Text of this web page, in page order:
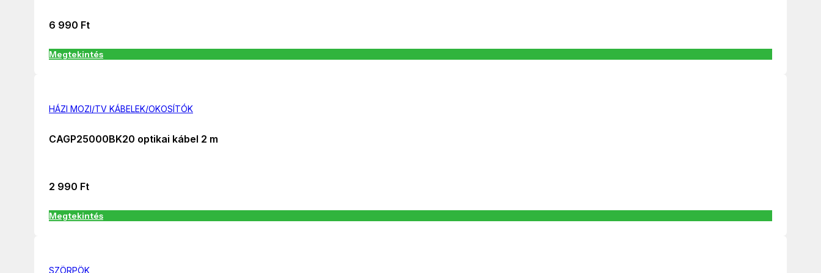
6 990 Ft
Megtekintés
HÁZI MOZI/TV KÁBELEK/OKOSÍTÓK
CAGP25000BK20 optikai kábel 2 m
2 990 Ft
Megtekintés
SZÖRPÖK